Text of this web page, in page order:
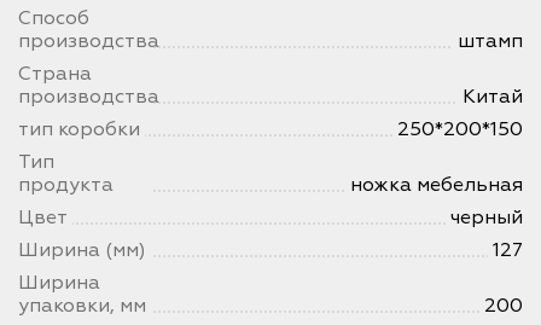
Способ
производства
штамп
Страна
производства
Китай
тип коробки
250*200*150
Тип
продукта
ножка мебельная
Цвет
черный
Ширина (мм)
127
Ширина
упаковки, мм
200